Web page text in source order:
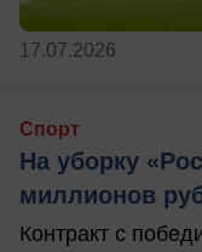
17.07.2026
Спорт
На уборку
миллионов
Контракт с